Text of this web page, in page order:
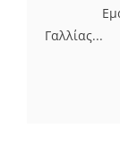
Γαλλίας...